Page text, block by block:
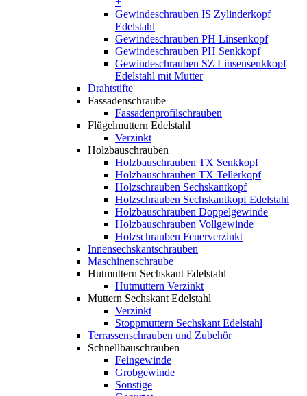
Gewindeschrauben IS Zylinderkopf
Edelstahl
Gewindeschrauben PH Linsenkopf
Gewindeschrauben PH Senkkopf
Gewindeschrauben SZ Linsensenkkopf
Edelstahl mit Mutter
Drahtstifte
Fassadenschraube
Fassadenprofilschrauben
Flügelmuttern Edelstahl
Verzinkt
Holzbauschrauben
Holzbauschrauben TX Senkkopf
Holzbauschrauben TX Tellerkopf
Holzschrauben Sechskantkopf
Holzschrauben Sechskantkopf Edelstahl
Holzbauschrauben Doppelgewinde
Holzbauschrauben Vollgewinde
Holzschrauben Feuerverzinkt
Innensechskantschrauben
Maschinenschraube
Hutmuttern Sechskant Edelstahl
Hutmuttern Verzinkt
Muttern Sechskant Edelstahl
Verzinkt
Stoppmuttern Sechskant Edelstahl
Terrassenschrauben und Zubehör
Schnellbauschrauben
Feingewinde
Grobgewinde
Sonstige